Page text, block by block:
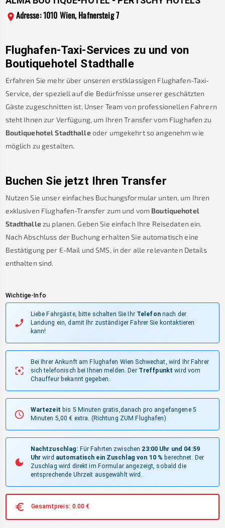
Adresse: 1010 Wien, Hafnersteig 7
Flughafen-Taxi-Services zu und von
Boutiquehotel Stadthalle
Erfahren Sie mehr über unseren erstklassigen Flughafen-Taxi-
Service, der speziell auf die Bedürfnisse unserer geschätzten
Gäste zugeschnitten ist. Unser Team von professionellen Fahrern
steht Ihnen zur Verfügung, um Ihren Transfer vom Flughafen zu
Boutiquehotel Stadthalleoder umgekehrt so angenehm wie
möglich zu gestalten.
Buchen Sie jetzt Ihren Transfer
Nutzen Sie unser einfaches Buchungsformular unten, um Ihren
exklusiven Flughafen-Transfer zum und vom Boutiquehotel
Stadthallezu planen. Geben Sie einfach Ihre Reisedaten ein.
Nach Abschluss der Buchung erhalten Sie automatisch eine
Bestätigung per E-Mail und SMS, in der alle relevanten Details
enthalten sind.
Wichtige-Info
Liebe Fahrgäste, bitte schalten Sie Ihr Telefonnach der
Landung ein, damit Ihr zuständiger Fahrer Sie kontaktieren
kann!
Bei Ihrer Ankunft am Flughafen Wien Schwechat, wird Ihr Fahrer
sich telefonisch bei Ihnen melden. Der Treffpunkt wird vom
Chauffeur bekannt gegeben.
Wartezeit bis 5 Minuten gratis,danach pro angefangene 5
Minuten 5,00 € extra. (Richtung ZUM Flughafen)
Nachtzuschlag: Für Fahrten zwischen 23:00 Uhr und 04:59
Uhr wird automatisch ein Zuschlag von 10 % berechnet. Der
Zuschlag wird direkt im Formular angezeigt, sobald die
entsprechende Uhrzeit ausgewählt wird.
Gesamtpreis: 0.00 €